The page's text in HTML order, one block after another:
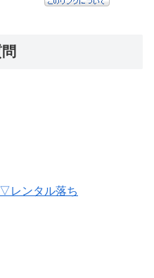
レンタル落ち